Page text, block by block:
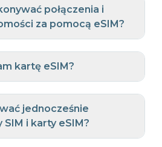
połączenia i
za pomocą eSIM?
kartę eSIM?
jednocześnie
i karty eSIM?